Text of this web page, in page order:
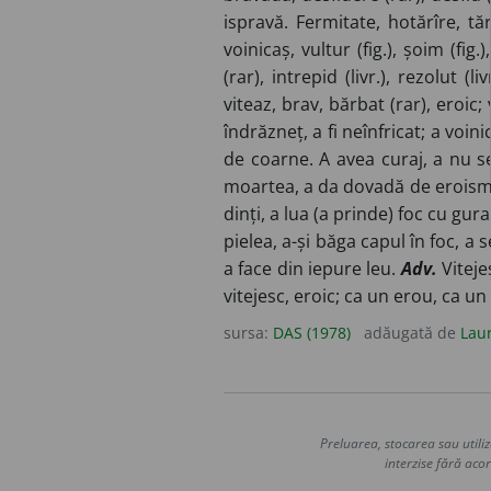
ispravă. Fermitate, hotărîre,
voinicaș, vultur (fig.), șoim
(rar), intrepid (livr.), rezolut
viteaz, brav, bărbat (rar), eroic;
îndrăzneț, a fi neînfricat; a
de coarne. A avea curaj, a nu
moartea, a da dovadă de
dinți, a lua (a prinde) foc cu
pielea, a-și băga capul în foc, a
a face din iepure leu.Adv.
vitejesc, eroic; ca un erou, ca
sursa: DAS (1978) adăugată de
Preluarea, stocarea sau
interzise fără